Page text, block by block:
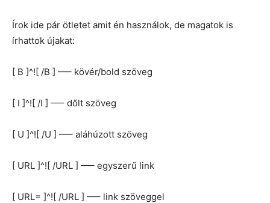
Írok ide pár ötletet amit én használok, de magatok is
írhattok újakat:
[ B ]^![ /B ] —– kövér/bold szöveg
[ I ]^![ /I ] —– dőlt szöveg
[ U ]^![ /U ] —– aláhúzott szöveg
[ URL ]^![ /URL ] —– egyszerű link
[ URL= ]^![ /URL ] —– link szöveggel